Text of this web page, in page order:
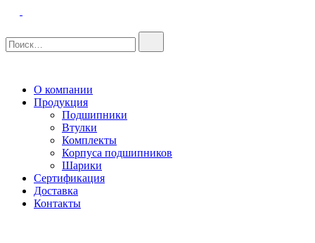
О компании
Продукция
Подшипники
Втулки
Комплекты
Корпуса подшипников
Шарики
Сертификация
Доставка
Контакты